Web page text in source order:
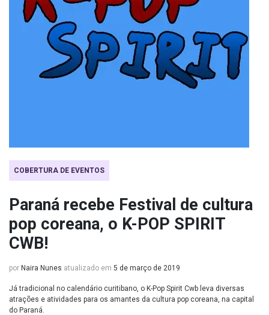
COBERTURA DE EVENTOS
Paraná recebe Festival de cultura
pop coreana, o K-POP SPIRIT
CWB!
por Naira Nunes atualizado em 5 de março de 2019
Já tradicional no calendário curitibano, o K-Pop Spirit Cwb leva diversas
atrações e atividades para os amantes da cultura pop coreana, na capital
do Paraná.